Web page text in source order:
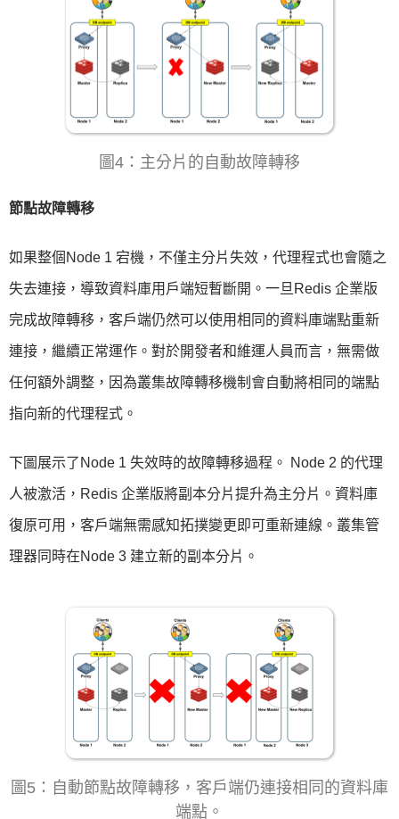
圖4：主分片的自動故障轉移
節點故障轉移
如果整個Node 1 宕機，不僅主分片失效，代理程式也會隨之
失去連接，導致資料庫用戶端短暫斷開。一旦Redis 企業版
完成故障轉移，客戶端仍然可以使用相同的資料庫端點重新
連接，繼續正常運作。對於開發者和維運人員而言，無需做
任何額外調整，因為叢集故障轉移機制會自動將相同的端點
指向新的代理程式。
下圖展示了Node 1 失效時的故障轉移過程。 Node 2 的代理
人被激活，Redis 企業版將副本分片提升為主分片。資料庫
復原可用，客戶端無需感知拓撲變更即可重新連線。叢集管
理器同時在Node 3 建立新的副本分片。
圖5：自動節點故障轉移，客戶端仍連接相同的資料庫
端點。